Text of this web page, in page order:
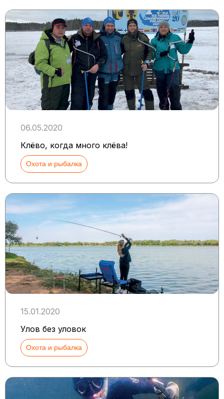
06.05.2020
Клёво, когда много клёва!
Охота и рыбалка
15.01.2020
Улов без уловок
Охота и рыбалка